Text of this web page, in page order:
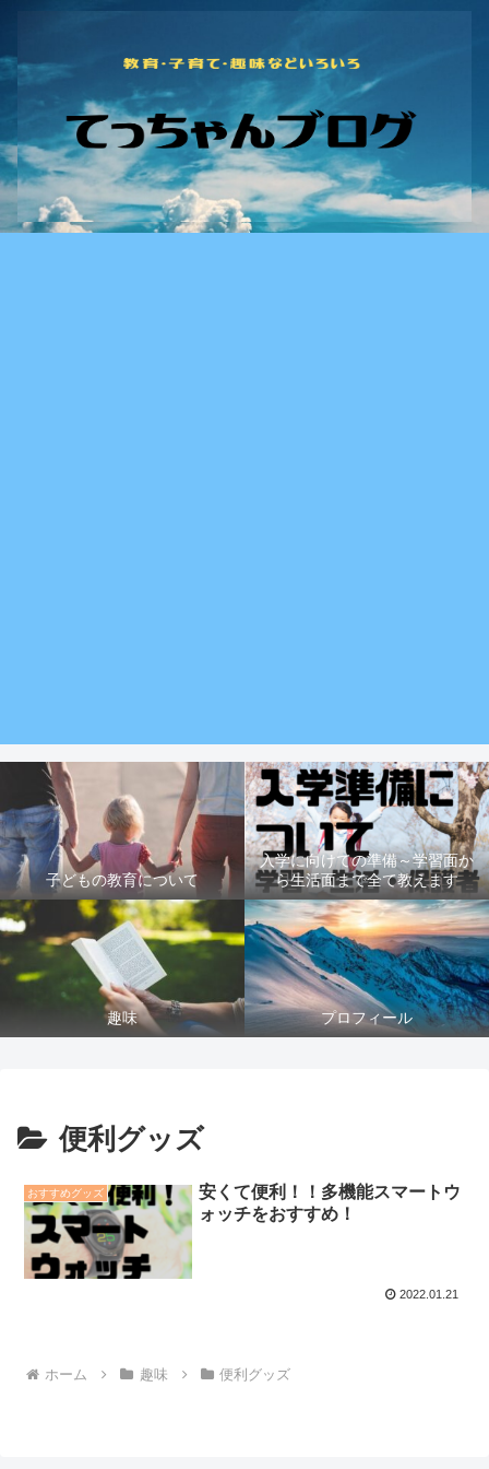
子どもの教育について
入学に向けての準備～学習面か
ら生活面まで全て教えます
趣味 プロフィール
便利グッズ
おすすめグッズ
安くて便利！！多機能スマートウ
ォッチをおすすめ！
2022.01.21
ホーム 趣味 便利グッズ